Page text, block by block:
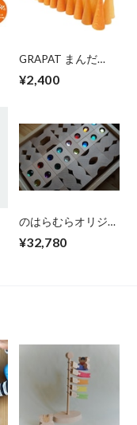
GRAPAT まんだ
¥2,400
のはらむらオリジナ
木3種セット
¥32,780